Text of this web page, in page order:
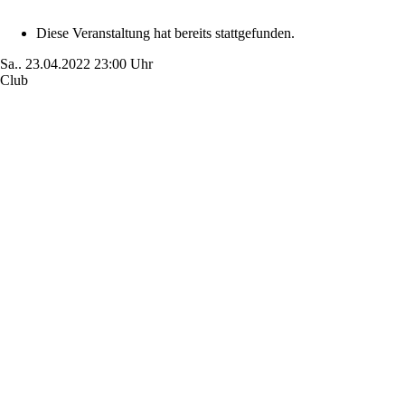
Diese Veranstaltung hat bereits stattgefunden.
Sa.. 23.04.2022 23:00 Uhr
Club